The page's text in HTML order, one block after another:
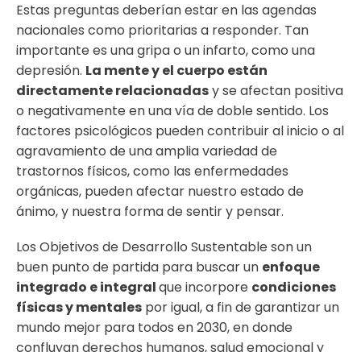
Estas preguntas deberían estar en las agendas
nacionales como prioritarias a responder. Tan
importante es una gripa o un infarto, como una
depresión. La mente y el cuerpo están
directamente relacionadasy se afectan positiva
o negativamente en una vía de doble sentido. Los
factores psicológicos pueden contribuir al inicio o al
agravamiento de una amplia variedad de
trastornos físicos, como las enfermedades
orgánicas, pueden afectar nuestro estado de
ánimo, y nuestra forma de sentir y pensar.
Los Objetivos de Desarrollo Sustentable son un
buen punto de partida para buscar un enfoque
integrado e integralque incorpore condiciones
físicas y mentales por igual, a fin de garantizar un
mundo mejor para todos en 2030, en donde
confluyan derechos humanos, salud emocional y